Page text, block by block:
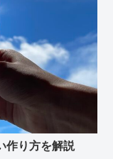
作り方を解説